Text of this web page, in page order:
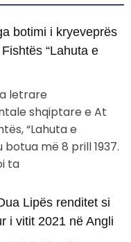
botimi i kryeveprës
“Lahuta e
letrare
shqiptare e At
“Lahuta e
botua më 8 prill 1937.
ta
Lipës renditet si
i vitit 2021 në Angli